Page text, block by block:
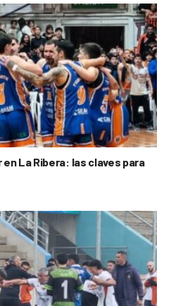
La Ribera: las claves para